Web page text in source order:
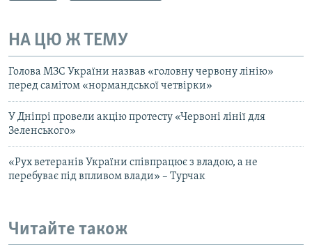
НА ЦЮ Ж ТЕМУ
Голова МЗС України назвав «головну червону лінію»
перед самітом «нормандської четвірки»
У Дніпрі провели акцію протесту «Червоні лінії для
Зеленського»
«Рух ветеранів України співпрацює з владою, а не
перебуває під впливом влади» – Турчак
Читайте також